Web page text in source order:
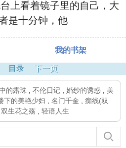
上看着镜子里的自己，大
是十分钟，他
我的书架
目录 下一页
的露珠 不伦日记 婚纱的诱惑
美
下的美艳少妇 名门千金
痴线(双
双生花之殇 轻语人生